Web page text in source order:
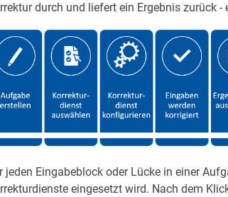
durch und liefert ein Ergebnis zurück -
jeden Eingabeblock oder Lücke in einer
eingesetzt wird. Nach dem